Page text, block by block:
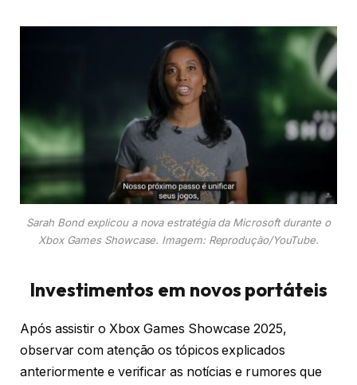
Sarah Bond explicou a nova estratégia da Microsoft durante o
Xbox Games Showcase. Imagem: Reprodução/YouTube.
Investimentos em novos portáteis
Após assistir o Xbox Games Showcase 2025,
observar com atenção os tópicos explicados
anteriormente e verificar as notícias e rumores que